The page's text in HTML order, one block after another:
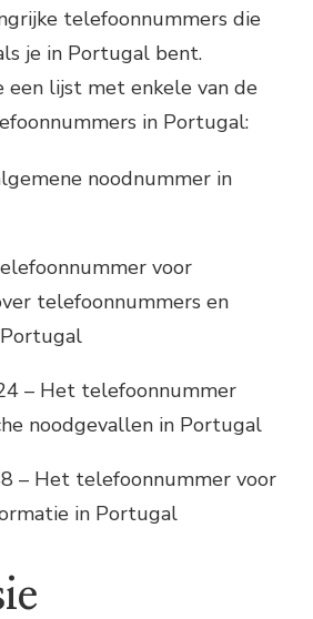
telefoonnummers die
je in Portugal bent.
een lijst met enkele van de
in Portugal:
noodnummer in
voor
telefoonnummers en
– Het telefoonnummer
noodgevallen in Portugal
– Het telefoonnummer voor
in Portugal